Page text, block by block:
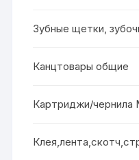
Зубные щетки,
Канцтовары общие
Картриджи/